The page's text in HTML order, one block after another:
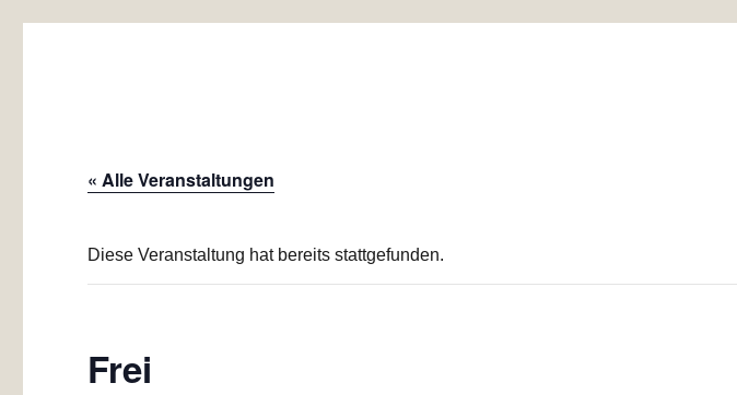
« Alle Veranstaltungen
Diese Veranstaltung hat bereits stattgefunden.
Frei